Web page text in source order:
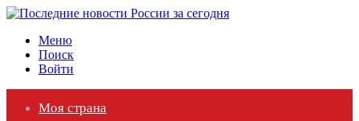
Меню
Поиск
Войти
Моя страна